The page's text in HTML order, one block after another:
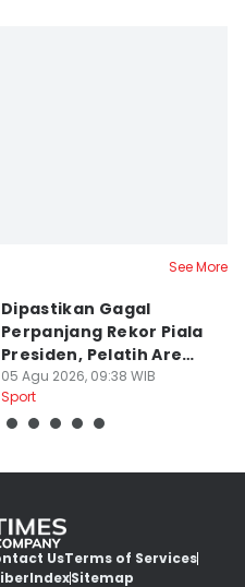
See More
Dipastikan Gagal
Perpanjang Rekor Piala
Presiden, Pelatih Arema
Kecewa
05 Agu 2026, 09:38 WIB
Sport
UsTerms of Services
IndexSitemap